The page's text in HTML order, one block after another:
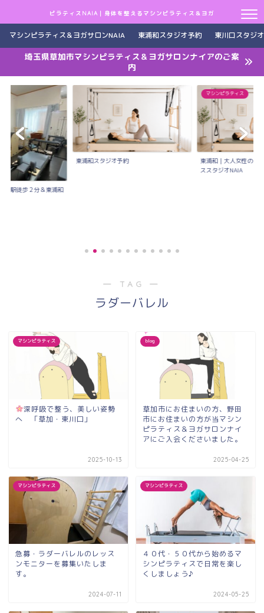
ピラティスNAIA｜身体を整えるマシンピラティス＆ヨガ
マシンピラティス＆ヨガサロンNAIA 東浦和スタジオ予約 東川口スタジ
埼玉県草加市マシンピラティス＆ヨガサロンナイアのご案
内
口駅徒歩２分＆東浦和
東浦和スタジオ予約
マシンピラティス
東浦和｜大人女性のた
ススタジオNAIA
― TAG ―
ラダーバレル
マシンピラティス
深呼吸で整う、美しい姿勢
へ 「草加・東川口」
2025-10-13
blog
草加市にお住まいの方、野田
市にお住まいの方が当マシン
ピラティス＆ヨガサロンナイ
アにご入会くださいました。
2025-04-25
マシンピラティス
急募・ラダーバレルのレッス
ンモニターを募集いたしま
す。
2024-07-11
マシンピラティス
４０代・５０代から始めるマ
シンピラティスで日常を楽し
くしましょう♪
2024-05-25